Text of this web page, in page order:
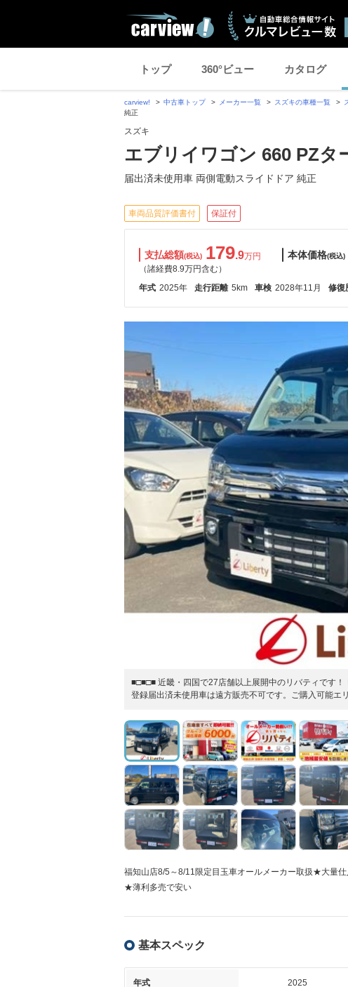
トップ 360°ビュー カタログ
carview! 中古車トップ メーカー一覧 スズキの車種一覧
純正
スズキ
エブリイワゴン 660 PZタ
届出済未使用車 両側電動スライドドア 純正
車両品質評価書付 保証付
支払総額(税込) 179.9万円
（諸経費8.9万円含む）
本体価格(税込)
年式 2025年 走行距離 5km 車検 2028年11月 修復
■□■□■ 近畿・四国で27店舗以上展開中のリバティです！
登録届出済未使用車は遠方販売不可です。ご購入可能エ
福知山店8/5～8/11限定目玉車オールメーカー取扱★大量
★薄利多売で安い
基本スペック
年式 2025